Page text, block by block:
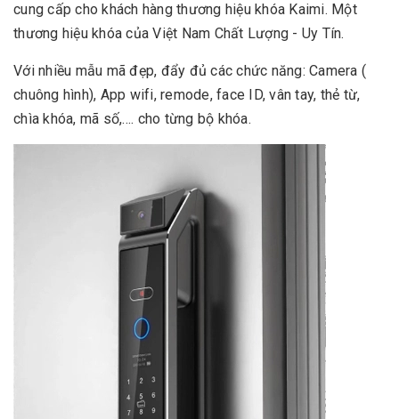
cung cấp cho khách hàng thương hiệu khóa Kaimi. Một
thương hiệu khóa của Việt Nam Chất Lượng - Uy Tín.
Với nhiều mẫu mã đẹp, đẩy đủ các chức năng: Camera (
chuông hình), App wifi, remode, face ID, vân tay, thẻ từ,
chìa khóa, mã số,.... cho từng bộ khóa.